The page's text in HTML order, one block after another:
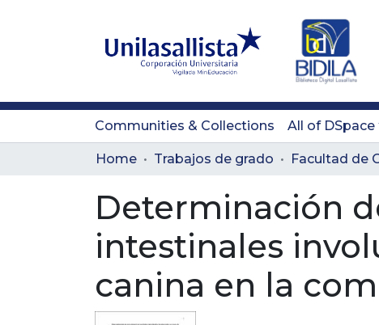
Communities & Collections All of DSpace
Home Trabajos de grado
Determinación
intestinales
canina en la